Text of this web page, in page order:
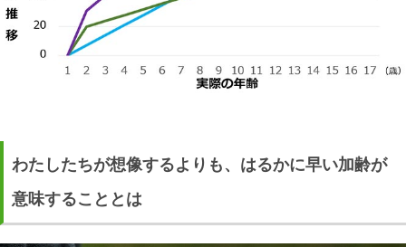
わたしたちが想像するよりも、はるかに早い加齢が
意味することとは